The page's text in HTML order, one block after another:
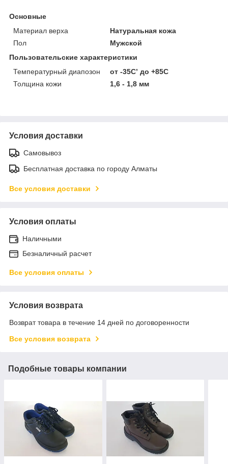
Основные
Материал верха
Натуральная кожа
Пол
Мужской
Пользовательские характеристики
Температурный диапозон
от -35С’ до +85С
Толщина кожи
1,6 - 1,8 мм
Условия доставки
Самовывоз
Бесплатная доставка по городу Алматы
Все условия доставки
Условия оплаты
Наличными
Безналичный расчет
Все условия оплаты
Условия возврата
Возврат товара в течение 14 дней по договоренности
Все условия возврата
Подобные товары компании